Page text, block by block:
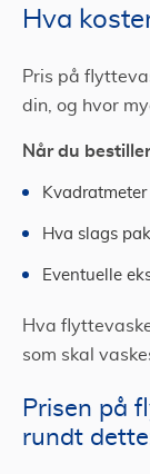
Hva
Pris på
din, og hvor
Når du
Hva slags
Eventuelle
Hva
som skal
Prisen på
rundt